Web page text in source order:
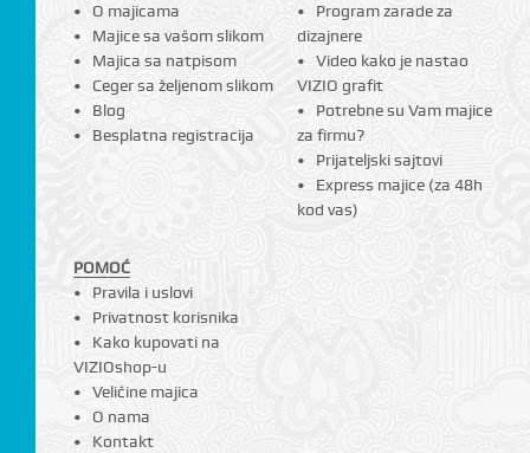
O majicama
Majice sa vašom slikom
Majica sa natpisom
Ceger sa željenom slikom
Blog
Besplatna registracija
Program zarade za
dizajnere
Video kako je nastao
VIZIO grafit
Potrebne su Vam majice
za firmu?
Prijateljski sajtovi
Express majice (za 48h
kod vas)
POMOĆ
Pravila i uslovi
Privatnost korisnika
Kako kupovati na
VIZIOshop-u
Veličine majica
O nama
Kontakt